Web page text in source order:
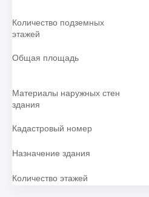
Количество подземных
этажей
Общая площадь
Материалы наружных стен
здания
Кадастровый номер
Назначение здания
Количество этажей